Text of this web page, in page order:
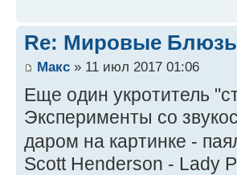
Re: Мировые
Макс » 11 июл 2017 01:06
Еще один укротитель
Эксперименты со
даром на картинке -
Scott Henderson - Lady P